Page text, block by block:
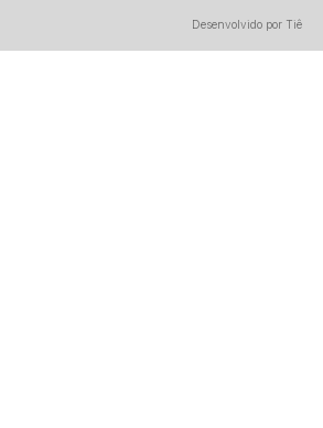
Desenvolvido por Tiê